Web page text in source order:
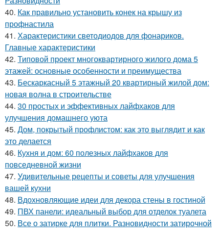
40. Как правильно установить конек на крышу из
профнастила
41. Характеристики светодиодов для фонариков.
Главные характеристики
42. Типовой проект многоквартирного жилого дома 5
этажей: основные особенности и преимущества
43. Бескаркасный 5 этажный 20 квартирный жилой дом:
новая волна в строительстве
44. 30 простых и эффективных лайфхаков для
улучшения домашнего уюта
45. Дом, покрытый профлистом: как это выглядит и как
это делается
46. Кухня и дом: 60 полезных лайфхаков для
повседневной жизни
47. Удивительные рецепты и советы для улучшения
вашей кухни
48. Вдохновляющие идеи для декора стены в гостиной
49. ПВХ панели: идеальный выбор для отделок туалета
50. Все о затирке для плитки. Разновидности затирочной